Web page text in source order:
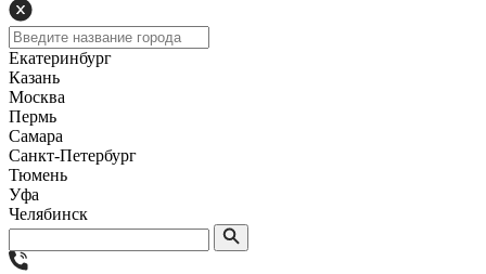
Екатеринбург
Казань
Москва
Пермь
Самара
Санкт-Петербург
Тюмень
Уфа
Челябинск